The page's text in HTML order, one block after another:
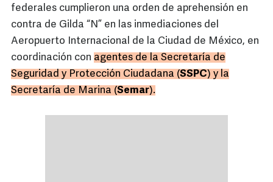
federales cumplieron una orden de aprehensión en
contra de Gilda “N” en las inmediaciones del
Aeropuerto Internacional de la Ciudad de México, en
coordinación con agentes de la Secretaría de
Seguridad y Protección Ciudadana (SSPC) y la
Secretaría de Marina (Semar).